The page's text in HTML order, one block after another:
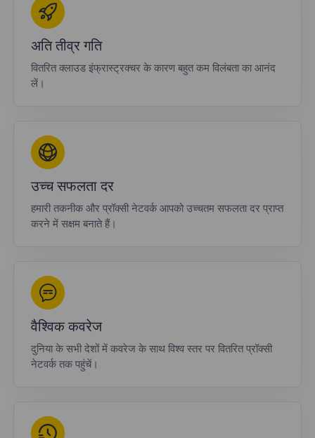
अति तीव्र गति
वितरित क्लाउड इंफ्रास्ट्रक्चर के कारण बहुत कम विलंबता का आनंद
लें।
उच्च सफलता दर
हमारी तकनीक और प्रॉक्सी नेटवर्क आपको उच्चतम सफलता दर प्राप्त
करने में सक्षम बनाते हैं।
वैश्विक कवरेज
दुनिया के सभी देशों में कवरेज के साथ विश्व स्तर पर वितरित प्रॉक्सी
नेटवर्क तक पहुंचें।